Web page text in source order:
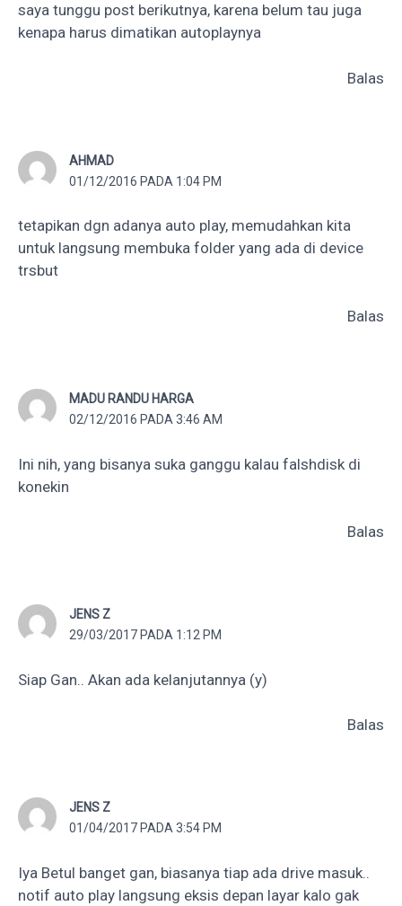
saya tunggu post berikutnya, karena belum tau juga
kenapa harus dimatikan autoplaynya
Balas
AHMAD
01/12/2016 PADA 1:04 PM
tetapikan dgn adanya auto play, memudahkan kita
untuk langsung membuka folder yang ada di device
trsbut
Balas
MADU RANDU HARGA
02/12/2016 PADA 3:46 AM
Ini nih, yang bisanya suka ganggu kalau falshdisk di
konekin
Balas
JENS Z
29/03/2017 PADA 1:12 PM
Siap Gan.. Akan ada kelanjutannya (y)
Balas
JENS Z
01/04/2017 PADA 3:54 PM
Iya Betul banget gan, biasanya tiap ada drive masuk..
notif auto play langsung eksis depan layar kalo gak